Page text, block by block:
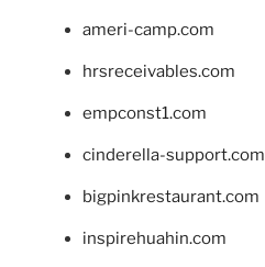
ameri-camp.com
hrsreceivables.com
empconst1.com
cinderella-support.com
bigpinkrestaurant.com
inspirehuahin.com